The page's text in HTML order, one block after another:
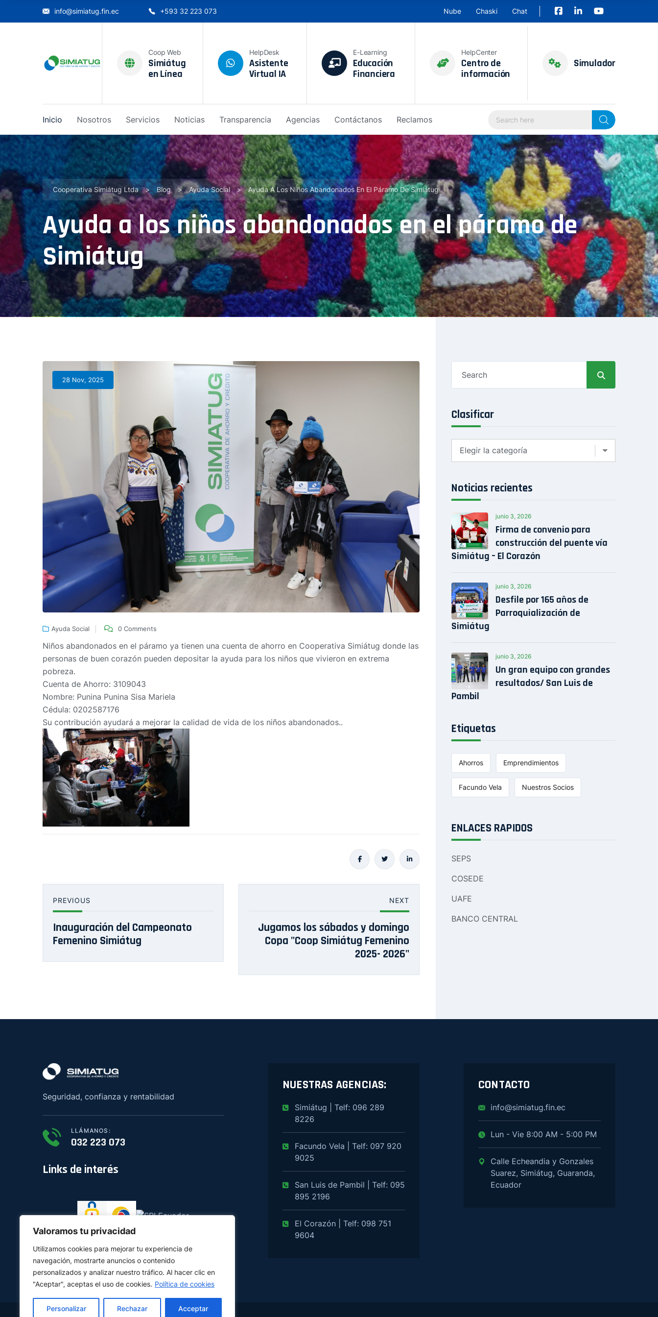
Valoramos tu privacidad
Utilizamos cookies para mejorar tu experiencia de
navegación, mostrarte anuncios o contenido
personalizados y analizar nuestro tráfico. Al hacer clic en
"Aceptar", aceptas el uso de cookies. Política de cookies
Personalizar Rechazar Acceptar
info@simiatug.fin.ec +593 32 223 073 Nube Chaski Chat
Coop Web
Simiátug
en Línea
HelpDesk
Asistente
Virtual IA
E-Learning
Educación
Financiera
HelpCenter
Centro de
información
Simulador
Inicio Nosotros Servicios Noticias Transparencia Agencias Contáctanos Reclamos
Search Here...
Cooperativa Simiátug Ltda > Blog > Ayuda Social > Ayuda A Los Niños Abandonados En El Páramo De Simiátug
Ayuda a los niños abandonados en el páramo de
Simiátug
28 Nov, 2025
Ayuda Social 0 Comments
Niños abandonados en el páramo ya tienen una cuenta de ahorro en Cooperativa Simiátug donde las
personas de buen corazón pueden depositar la ayuda para los niños que vivieron en extrema
pobreza.
Cuenta de Ahorro: 3109043
Nombre: Punina Punina Sisa Mariela
Cédula: 0202587176
Su contribución ayudará a mejorar la calidad de vida de los niños abandonados..
PREVIOUS
Inauguración del Campeonato
Femenino Simiátug
NEXT
Jugamos los sábados y domingo
Copa "Coop Simiátug Femenino
2025- 2026"
for:
Clasificar
Noticias recientes
junio 3, 2026
Firma de convenio para
construcción del puente vía
Simiátug – El Corazón
junio 3, 2026
Desfile por 165 años de
Parroquialización de
Simiátug
junio 3, 2026
Un gran equipo con grandes
resultados/ San Luis de
Pambil
Etiquetas
Ahorros Emprendimientos
Facundo Vela Nuestros Socios
ENLACES RAPIDOS
SEPS
COSEDE
UAFE
BANCO CENTRAL
Seguridad, confianza y rentabilidad
LLÁMANOS:
032 223 073
Links de interés
NUESTRAS AGENCIAS:
Simiátug | Telf: 096 289
8226
Facundo Vela | Telf: 097 920
9025
San Luis de Pambil | Telf: 095
895 2196
El Corazón | Telf: 098 751
9604
CONTACTO
info@simiatug.fin.ec
Lun - Vie 8:00 AM - 5:00 PM
Calle Echeandia y Gonzales
Suarez, Simiátug, Guaranda,
Ecuador